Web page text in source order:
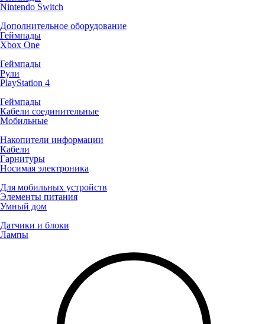
Nintendo Switch
Дополнительное оборудование
Геймпады
Xbox One
Геймпады
Рули
PlayStation 4
Геймпады
Кабели соединительные
Мобильные
Накопители информации
Кабели
Гарнитуры
Носимая электроника
Для мобильных устройств
Элементы питания
Умный дом
Датчики и блоки
Лампы